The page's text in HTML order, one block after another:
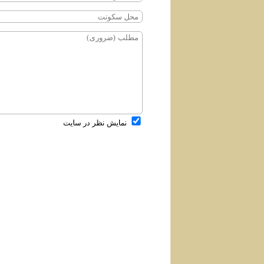
نمایش نظر در سایت